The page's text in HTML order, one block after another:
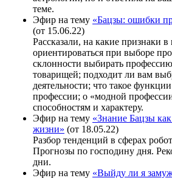
теме.
Эфир на тему «Бацзы: ошибки
(от 15.06.22)
Рассказали, на какие признаки в
ориентироваться при выборе
склонности выбирать
товарищей; подходит ли вам
деятельности; что такое
профессии; о «модной
способностям и характеру.
Эфир на тему «Знание Бацзы
жизни» (от 18.05.22)
Разбор тенденций в сферах
Прогнозы по господину дня.
дни.
Эфир на тему «Выйду ли я